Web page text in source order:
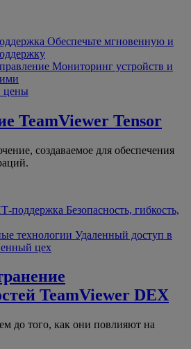
Обеспечьте мгновенную и
Мониторинг устройств и
цены
TeamViewer Tensor
создаваемое для обеспечения
поддержка Безопасность, гибкость,
технологии Удаленный доступ в
цех
TeamViewer DEX
до того, как они повлияют на